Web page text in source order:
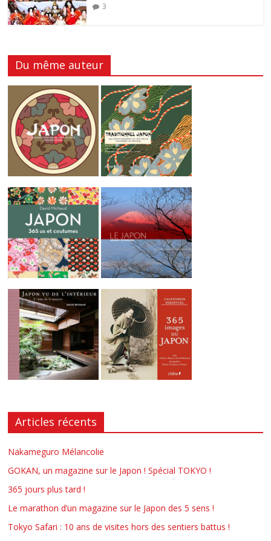
3
Du même auteur
Articles récents
Nakameguro Mélancolie
GOKAN, un magazine sur le Japon ! Spécial TOKYO !
365 jours plus tard !
Le marathon d’un magazine sur le Japon des 5 sens !
Tokyo Safari : 10 ans de visites hors des sentiers battus !